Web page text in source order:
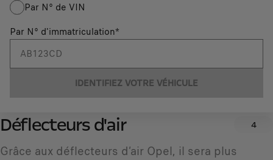
Par N° de VIN
Par N° d'immatriculation*
IDENTIFIEZ VOTRE VÉHICULE
Déflecteurs d'air 4
Grâce aux déflecteurs d’air Opel, il sera plus